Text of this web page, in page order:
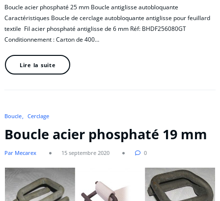
Boucle acier phosphaté 25 mm Boucle antiglisse autobloquante
Caractéristiques Boucle de cerclage autobloquante antiglisse pour feuillard
textile Fil acier phosphaté antiglisse de 6 mm Réf: BHDF256080GT
Conditionnement : Carton de 400…
Lire la suite
Boucle Cerclage
Boucle acier phosphaté 19 mm
Par Mecarex 15 septembre 2020 0